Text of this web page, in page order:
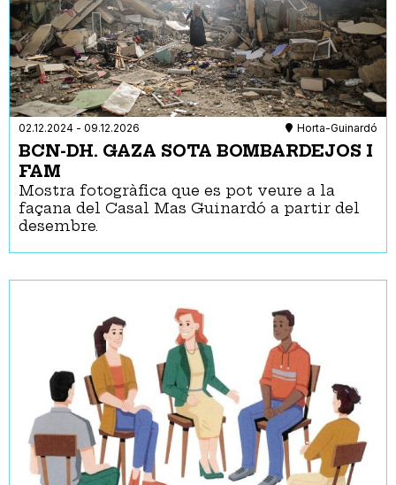
02.12.2024 - 09.12.2026 Horta-Guinardó
BCN-DH. GAZA SOTA BOMBARDEJOS I
FAM
Mostra fotogràfica que es pot veure a la
façana del Casal Mas Guinardó a partir del
desembre.